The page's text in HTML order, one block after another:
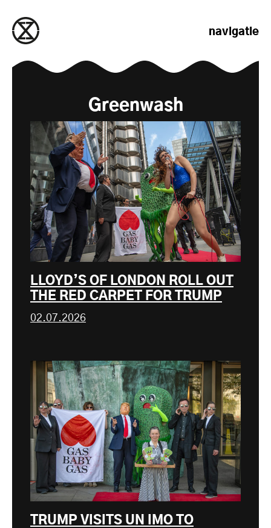
navigatie
Greenwash
LLOYD’S OF LONDON ROLL OUT
THE RED CARPET FOR TRUMP
02.07.2026
TRUMP VISITS UN IMO TO